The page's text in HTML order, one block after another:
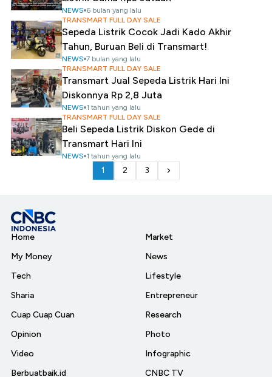
NEWS 6 bulan yang lalu
TRANSMART FULL DAY SALE
Sepeda Listrik Cocok Jadi Kado Akhir
Tahun, Buruan Beli di Transmart!
NEWS 7 bulan yang lalu
TRANSMART FULL DAY SALE
Transmart Jual Sepeda Listrik Hari Ini
Diskonnya Rp 2,8 Juta
NEWS 1 tahun yang lalu
TRANSMART FULL DAY SALE
Beli Sepeda Listrik Diskon Gede di
Transmart Hari Ini
NEWS 1 tahun yang lalu
1 2 3
Home
My Money
Tech
Sharia
Cuap Cuap Cuan
Opinion
Video
Berbuatbaik.id
Market
News
Lifestyle
Entrepreneur
Research
Photo
Infographic
CNBC TV